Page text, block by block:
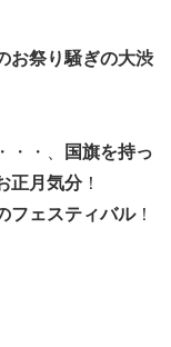
お祭り騒ぎの大渋
・、
国旗を持っ
正月気分！
フェスティバル！